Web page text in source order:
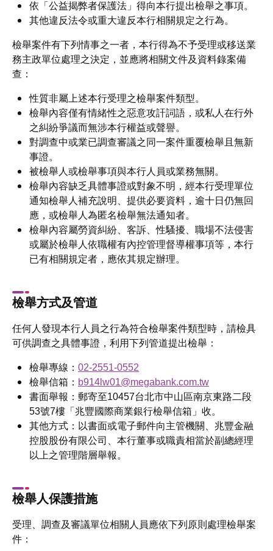
依「公益揭弊者保護法」得向本行提出檢舉之事項。
其他違反法令或重大違反本行相關規定之行為。
檢舉案件有下列情事之一者，本行得為不予受理或移送業
務主政單位處理之決定，並應將相關文件及資料錄案備
查：
性質非屬上述本行受理之檢舉案件類型。
檢舉內容僅有情緒性之惡意攻訐詞語，或私人在行外
之糾紛爭議而無涉本行權益或聲譽。
對調查中或業已調查審議之同一案件重覆檢舉且無新
事證。
被檢舉人或檢舉事項與本行人員或業務無關。
檢舉內容缺乏具體事證或對象不明，經本行受理單位
通知檢舉人補充說明、提供必要資料，逾十日仍無回
應，或檢舉人為匿名檢舉無法通知者。
檢舉內容屬勞資糾紛、客訴、性騷擾、職場不法侵害
或屬於檢舉人依職權有內控管理督導權事項等，本行
已有相關規定者，應依其規定辦理。
檢舉方式及管道
任何人發現本行人員之行為符合檢舉案件類型時，請檢具
可供調查之具體事證，利用下列管道提出檢舉：
檢舉專線： 02-2551-0552
檢舉信箱： b914lw01@megabank.com.tw
書面舉報：郵寄至10457台北市中山區南京東路二段
53號7樓「兆豐國際商業銀行檢舉信箱」收。
其他方式：以書面或電子郵件向主管機關、兆豐金融
控股股份有限公司、本行董事或職責相當於副總經理
以上之管理階層舉報。
檢舉人保護措施
受理、調查及審議單位相關人員應依下列原則處理檢舉案
件：